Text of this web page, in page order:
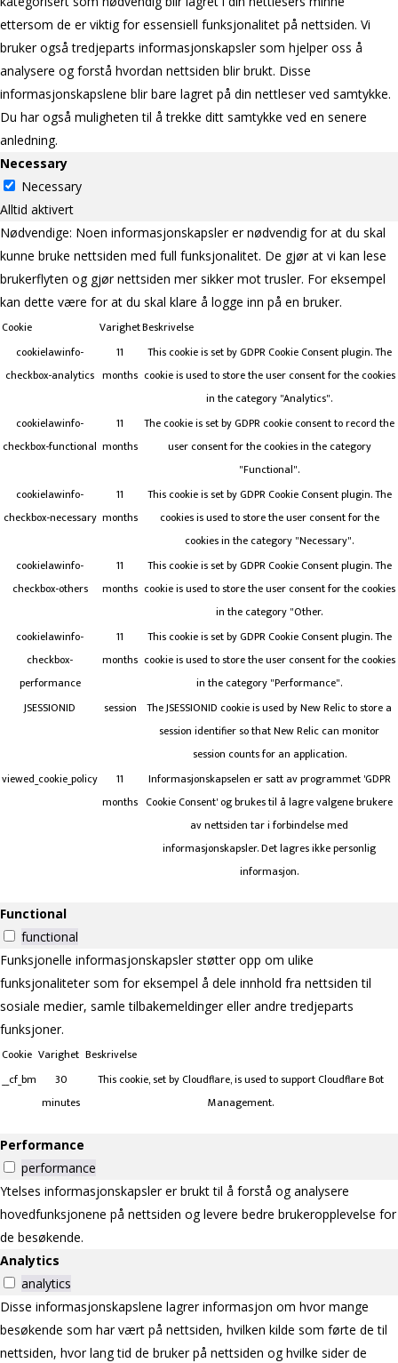
ettersom de er viktig for essensiell funksjonalitet på nettsiden. Vi
bruker også tredjeparts informasjonskapsler som hjelper oss å
analysere og forstå hvordan nettsiden blir brukt. Disse
informasjonskapslene blir bare lagret på din nettleser ved samtykke.
Du har også muligheten til å trekke ditt samtykke ved en senere
anledning.
Necessary
Necessary
Alltid aktivert
Nødvendige: Noen informasjonskapsler er nødvendig for at du skal
kunne bruke nettsiden med full funksjonalitet. De gjør at vi kan lese
brukerflyten og gjør nettsiden mer sikker mot trusler. For eksempel
kan dette være for at du skal klare å logge inn på en bruker.
Cookie VarighetBeskrivelse
cookielawinfo-
checkbox-analytics
11
months
This cookie is set by GDPR Cookie Consent plugin. The
cookie is used to store the user consent for the cookies
in the category "Analytics".
cookielawinfo-
checkbox-functional
11
months
The cookie is set by GDPR cookie consent to record the
user consent for the cookies in the category
"Functional".
cookielawinfo-
checkbox-necessary
11
months
This cookie is set by GDPR Cookie Consent plugin. The
cookies is used to store the user consent for the
cookies in the category "Necessary".
cookielawinfo-
checkbox-others
11
months
This cookie is set by GDPR Cookie Consent plugin. The
cookie is used to store the user consent for the cookies
in the category "Other.
cookielawinfo-
checkbox-
performance
11
months
This cookie is set by GDPR Cookie Consent plugin. The
cookie is used to store the user consent for the cookies
in the category "Performance".
JSESSIONID
session The JSESSIONID cookie is used by New Relic to store a
session identifier so that New Relic can monitor
session counts for an application.
viewed_cookie_policy
11
months
Informasjonskapselen er satt av programmet 'GDPR
Cookie Consent' og brukes til å lagre valgene brukere
av nettsiden tar i forbindelse med
informasjonskapsler. Det lagres ikke personlig
informasjon.
Functional
functional
Funksjonelle informasjonskapsler støtter opp om ulike
funksjonaliteter som for eksempel å dele innhold fra nettsiden til
sosiale medier, samle tilbakemeldinger eller andre tredjeparts
funksjoner.
Cookie Varighet Beskrivelse
__cf_bm
30
minutes
This cookie, set by Cloudflare, is used to support Cloudflare Bot
Management.
Performance
performance
Ytelses informasjonskapsler er brukt til å forstå og analysere
hovedfunksjonene på nettsiden og levere bedre brukeropplevelse for
de besøkende.
Analytics
analytics
Disse informasjonskapslene lagrer informasjon om hvor mange
besøkende som har vært på nettsiden, hvilken kilde som førte de til
nettsiden, hvor lang tid de bruker på nettsiden og hvilke sider de